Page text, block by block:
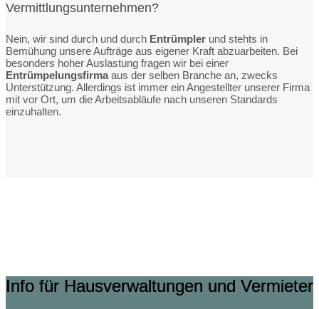
Vermittlungsunternehmen?
Nein, wir sind durch und durch Entrümpler und stehts in
Bemühung unsere Aufträge aus eigener Kraft abzuarbeiten. Bei
besonders hoher Auslastung fragen wir bei einer
Entrümpelungsfirmaaus der selben Branche an, zwecks
Unterstützung. Allerdings ist immer ein Angestellter unserer Firma
mit vor Ort, um die Arbeitsabläufe nach unseren Standards
einzuhalten.
Info für Hausverwaltungen und Vermieter